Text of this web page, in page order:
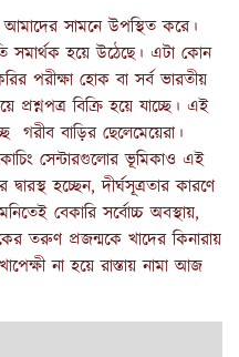
সামনে উপস্থিত করে।
সমার্থক হয়ে উঠেছে। এটা কোন
পরীক্ষা হোক বা সর্ব ভারতীয়
প্রশ্নপত্র বিক্রি হয়ে যাচ্ছে। এই
গরীব বাড়ির ছেলেমেয়েরা।
কোচিং সেন্টারগুলোর ভূমিকাও এই
হচ্ছেন, দীর্ঘসূত্রতার কারণে
বেকারি সর্বোচ্চ অবস্থায়,
তরুণ প্রজন্মকে খাদের কিনারায়
না হয়ে রাস্তায় নামা আজ